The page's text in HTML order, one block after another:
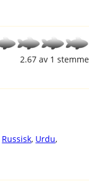
2.67av 1 stemme
Russisk, Urdu,